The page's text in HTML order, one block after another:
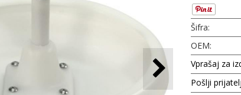
Šifra:
OEM:
Vprašaj za
Pošlji